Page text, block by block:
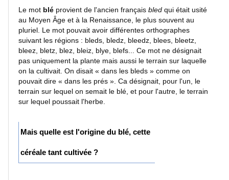
Le
site
photo
publicitaires
Le mot blé provient de l'ancien français bled qui était usité
au Moyen Âge et à la Renaissance, le plus souvent au
pluriel. Le mot pouvait avoir différentes orthographes
suivant les régions : bleds, bledz, bleedz, blees, bleetz,
bleez, bletz, blez, bleiz, blye, blefs... Ce mot ne désignait
pas uniquement la plante mais aussi le terrain sur laquelle
on la cultivait. On disait « dans les bleds » comme on
pouvait dire « dans les prés ». Ca désignait, pour l'un, le
terrain sur lequel on semait le blé, et pour l'autre, le terrain
sur lequel poussait l'herbe.
Mais quelle est l'origine du blé, cette
céréale tant cultivée ?